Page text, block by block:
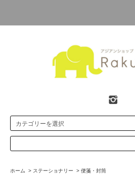
ホーム > ステーショナリー > 便箋・封筒